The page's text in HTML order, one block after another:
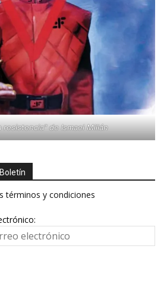
resistencia" de Ismael Millán
términos y condiciones